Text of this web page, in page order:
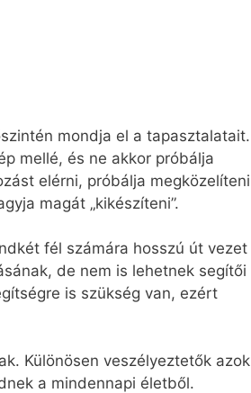
mondja el a tapasztalatait.
mellé, és ne akkor próbálja
elérni, próbálja megközelíteni
magát „kikészíteni”.
fél számára hosszú út vezet
de nem is lehetnek segítői
is szükség van, ezért
Különösen veszélyeztetők azok
a mindennapi életből.